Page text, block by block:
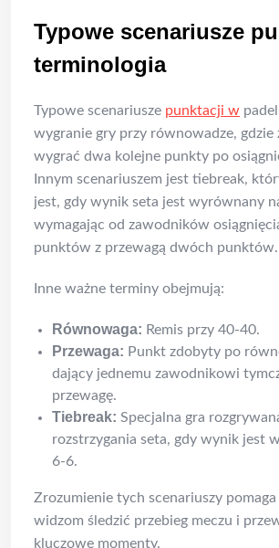
Typowe scenariusze
terminologia
Typowe scenariusze punktacji w
wygranie gry przy równowadze, gdzie
wygrać dwa kolejne punkty po
Innym scenariuszem jest tiebreak,
jest, gdy wynik seta jest wyrównany
wymagając od zawodników
punktów z przewagą dwóch punktów.
Inne ważne terminy obejmują:
Równowaga: Remis przy 40-40.
Przewaga: Punkt zdobyty po
dający jednemu zawodnikowi
przewagę.
Tiebreak: Specjalna gra
rozstrzygania seta, gdy wynik jest
6-6.
Zrozumienie tych scenariuszy
widzom śledzić przebieg meczu i
kluczowe momenty.